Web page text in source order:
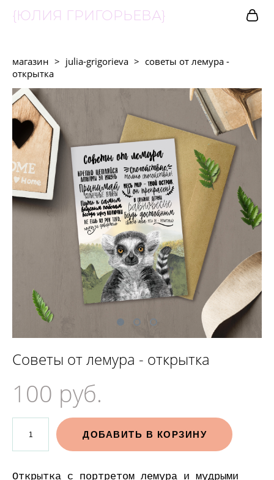
{ЮЛИЯ ГРИГОРЬЕВА}
магазин > julia-grigorieva > советы от лемура -
открытка
Советы от лемура - открытка
100 pуб.
ДОБАВИТЬ В КОРЗИНУ
Открытка с портретом лемура и мудрыми